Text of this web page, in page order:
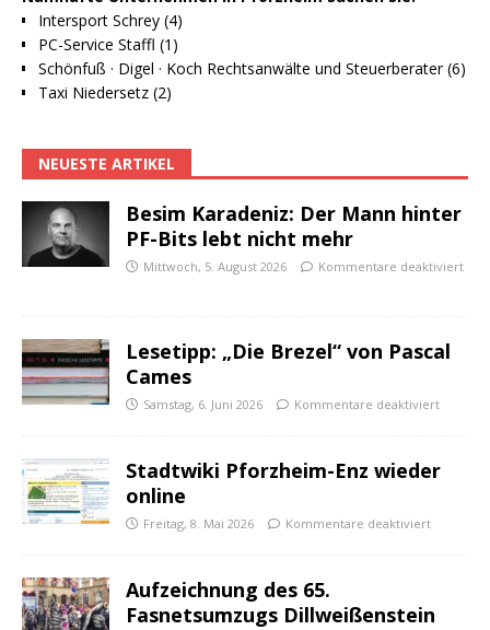
Intersport Schrey (4)
PC-Service Staffl (1)
Schönfuß · Digel · Koch Rechtsanwälte und Steuerberater (6)
Taxi Niedersetz (2)
NEUESTE ARTIKEL
Besim Karadeniz: Der Mann hinter
PF-Bits lebt nicht mehr
Mittwoch, 5. August 2026 Kommentare deaktiviert
Lesetipp: „Die Brezel“ von Pascal
Cames
Samstag, 6. Juni 2026 Kommentare deaktiviert
Stadtwiki Pforzheim-Enz wieder
online
Freitag, 8. Mai 2026 Kommentare deaktiviert
Aufzeichnung des 65.
Fasnetsumzugs Dillweißenstein